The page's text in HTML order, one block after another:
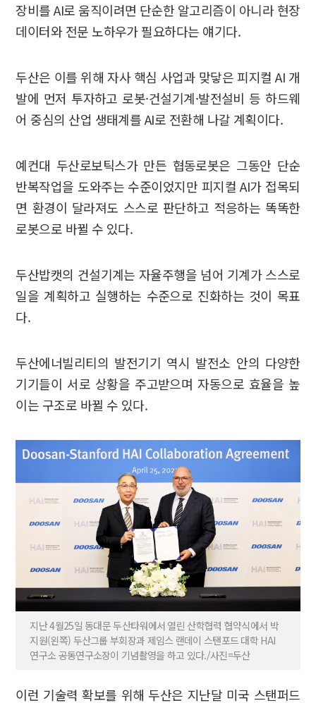
장비를 AI로 움직이려면 단순한 알고리즘이 아니라 현장
데이터와 전문 노하우가 필요하다는 얘기다.
두산은 이를 위해 자사 핵심 사업과 맞닿은 피지컬 AI 개
발에 먼저 투자하고 로봇·건설기계·발전설비 등 하드웨
어 중심의 산업 생태계를 AI로 전환해 나갈 계획이다.
예컨대 두산로보틱스가 만든 협동로봇은 그동안 단순
반복작업을 도와주는 수준이었지만 피지컬 AI가 접목되
면 환경이 달라져도 스스로 판단하고 적응하는 똑똑한
로봇으로 바뀔 수 있다.
두산밥캣의 건설기계는 자율주행을 넘어 기계가 스스로
일을 계획하고 실행하는 수준으로 진화하는 것이 목표
다.
두산에너빌리티의 발전기기 역시 발전소 안의 다양한
기기들이 서로 상황을 주고받으며 자동으로 효율을 높
이는 구조로 바뀔 수 있다.
지난 4월25일 동대문 두산타워에서 열린 산학협력 협약식에서 박
지원(왼쪽) 두산그룹 부회장과 제임스 랜데이 스탠포드 대학 HAI
연구소 공동연구소장이 기념촬영을 하고 있다./사진=두산
이런 기술력 확보를 위해 두산은 지난달 미국 스탠퍼드